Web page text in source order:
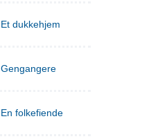
Et dukkehjem
Gengangere
En folkefiende